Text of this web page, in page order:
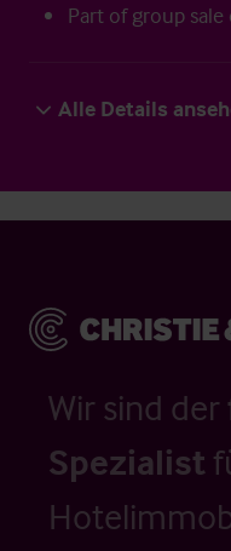
Part of group
Alle Details
Wir sind der
Spezialist